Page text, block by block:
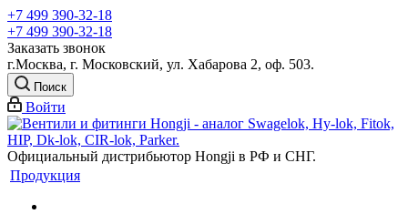
+7 499 390-32-18
+7 499 390-32-18
Заказать звонок
г.Москва, г. Московский, ул. Хабарова 2, оф. 503.
Поиск
Войти
Официальный дистрибьютор Hongji в РФ и СНГ.
Продукция